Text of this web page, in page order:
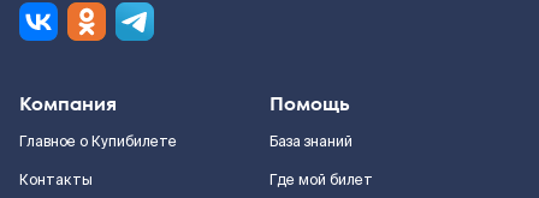
Компания
Главное о Купибилете
Контакты
Помощь
База знаний
Где мой билет